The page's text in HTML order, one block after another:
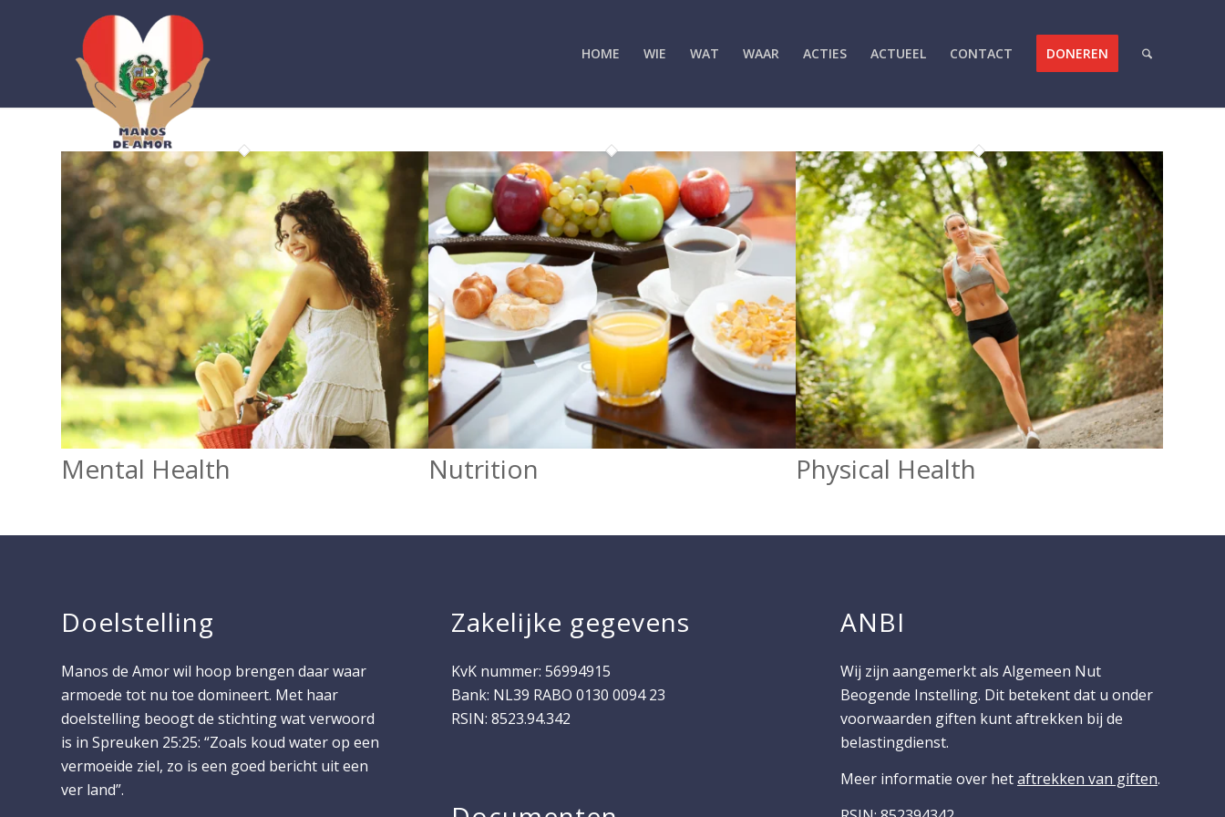
HOME WIE WAT WAAR ACTIES ACTUEEL CONTACT DONEREN
Mental Health Nutrition Physical Health
Doelstelling
Manos de Amor wil hoop brengen daar waar
armoede tot nu toe domineert. Met haar
doelstelling beoogt de stichting wat verwoord
is in Spreuken 25:25: “Zoals koud water op een
vermoeide ziel, zo is een goed bericht uit een
ver land”.
Zakelijke gegevens
KvK nummer: 56994915
Bank: NL39 RABO 0130 0094 23
RSIN: 8523.94.342
ANBI
Wij zijn aangemerkt als Algemeen Nut
Beogende Instelling. Dit betekent dat u onder
voorwaarden giften kunt aftrekken bij de
belastingdienst.
Meer informatie over hetaftrekken van giften.